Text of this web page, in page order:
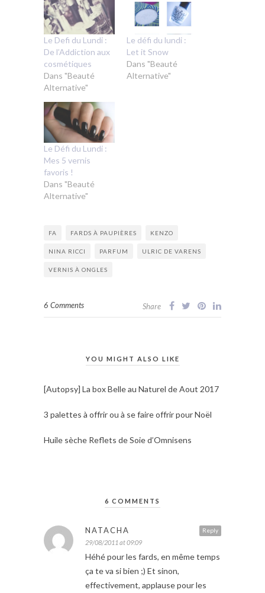
Le Defi du Lundi :
De l’Addiction aux
cosmétiques
Dans "Beauté
Alternative"
Le défi du lundi :
Let it Snow
Dans "Beauté
Alternative"
Le Défi du Lundi :
Mes 5 vernis
favoris !
Dans "Beauté
Alternative"
FA FARDS À PAUPIÈRES KENZO
NINA RICCI PARFUM ULRIC DE VARENS
VERNIS À ONGLES
6 Comments Share
YOU MIGHT ALSO LIKE
[Autopsy] La box Belle au Naturel de Aout 2017
3 palettes à offrir ou à se faire offrir pour Noël
Huile sèche Reflets de Soie d’Omnisens
6 COMMENTS
Reply
NATACHA
29/08/2011 at 09:09
Héhé pour les fards, en même temps
ça te va si bien ;) Et sinon,
effectivement, applause pour les